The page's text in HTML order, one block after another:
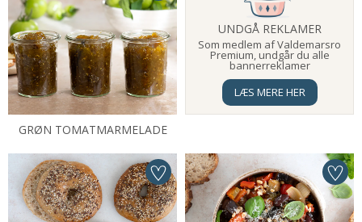
GRØN TOMATMARMELADE
UNDGÅ REKLAMER
Som medlem af Valdemarsro
Premium, undgår du alle
bannerreklamer
LÆS MERE HER